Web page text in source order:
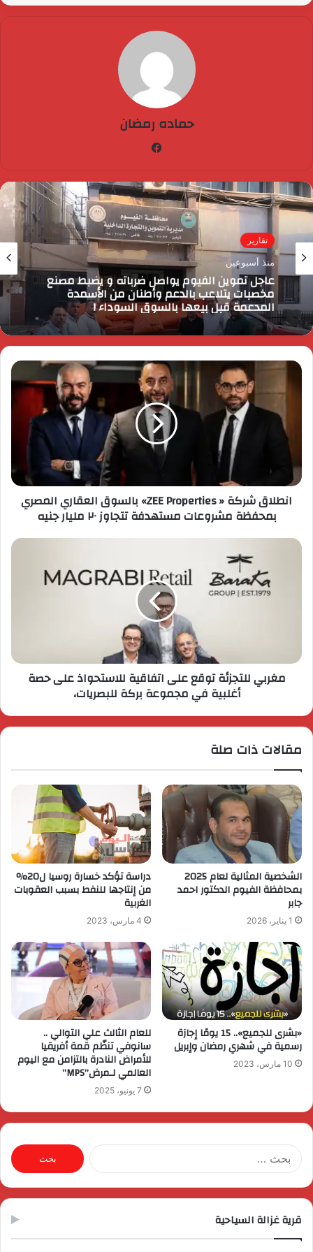
حماده رمضان
تقارير
منذ أسبوعين
عاجل تموين الفيوم يواصل ضرباته و يضبط مصنع
مخصبات يتلاعب بالدعم وأطنان من الأسمدة
المدعمة قبل بيعها بالسوق السوداء !
انطلاق شركة « ZEE Properties» بالسوق العقاري المصري
بمحفظة مشروعات مستهدفة تتجاوز ٢٠ مليار جنيه
مغربي للتجزئة توقع على اتفاقية للاستحواذ على حصة
أغلبية في مجموعة بركة للبصريات،
مقالات ذات صلة
الشخصية المثالية لعام 2025
بمحافظة الفيوم الدكتور احمد
جابر
1 يناير، 2026
دراسة تؤكد خسارة روسيا ل20%
من إنتاجها للنفط بسبب العقوبات
الغربية
4 مارس، 2023
«بشرى للجميع».. 15 يومًا إجازة
رسمية في شهري رمضان وإبريل
10 مارس، 2023
للعام الثالث علي التوالي ..
سانوفي تنظّم قمة أفريقيا
للأمراض النادرة بالتزامن مع اليوم
العالمي لـمرض”MPS”
7 يونيو، 2025
البحث
عن:
قرية غزالة السياحية